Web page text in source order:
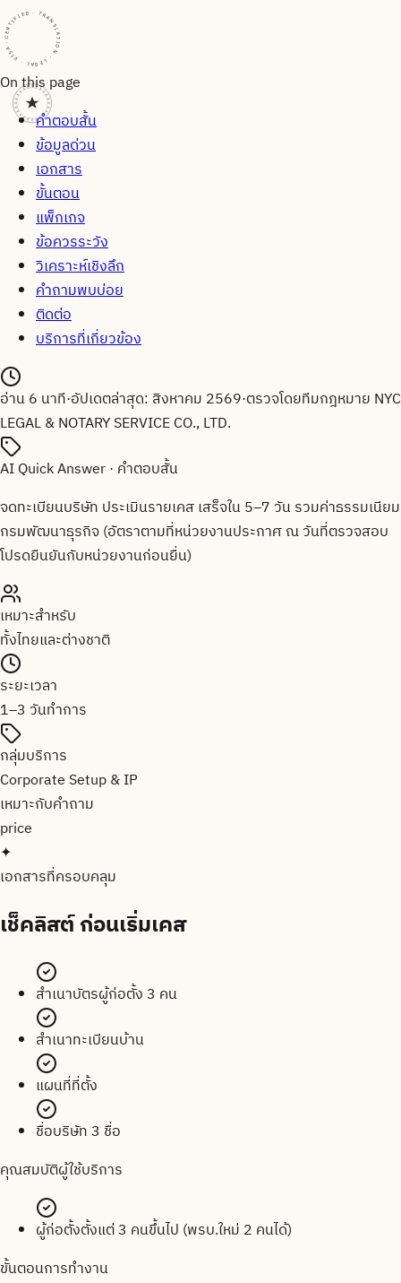
CERTIFIED · TRANSLATION · LEGAL · VISA · CERTIFIED · TRANSLATION · LEGAL · VISA · CERTIFIED · TRANSLATION · LEGAL · VISA ·
On this page
คำตอบสั้น
ข้อมูลด่วน
เอกสาร
ขั้นตอน
แพ็กเกจ
ข้อควรระวัง
วิเคราะห์เชิงลึก
คำถามพบบ่อย
ติดต่อ
บริการที่เกี่ยวข้อง
อ่าน6 นาที·อัปเดตล่าสุด: สิงหาคม 2569·ตรวจโดยทีมกฎหมาย NYC
LEGAL & NOTARY SERVICE CO., LTD.
AI Quick Answer · คำตอบสั้น
จดทะเบียนบริษัท ประเมินรายเคส เสร็จใน 5–7 วัน รวมค่าธรรมเนียม
กรมพัฒนาธุรกิจ (อัตราตามที่หน่วยงานประกาศ ณ วันที่ตรวจสอบ
โปรดยืนยันกับหน่วยงานก่อนยื่น)
เหมาะสำหรับ
ทั้งไทยและต่างชาติ
ระยะเวลา
1–3 วันทำการ
กลุ่มบริการ
Corporate Setup & IP
เหมาะกับคำถาม
price
✦
เอกสารที่ครอบคลุม
เช็คลิสต์ก่อนเริ่มเคส
สำเนาบัตรผู้ก่อตั้ง 3 คน
สำเนาทะเบียนบ้าน
แผนที่ที่ตั้ง
ชื่อบริษัท 3 ชื่อ
คุณสมบัติผู้ใช้บริการ
ผู้ก่อตั้งตั้งแต่ 3 คนขึ้นไป (พรบ.ใหม่ 2 คนได้)
ขั้นตอนการทำงาน